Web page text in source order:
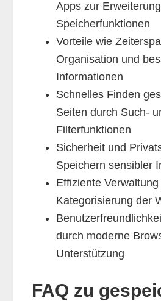
Apps zur
Speicherfunktionen
Vorteile wie
Organisation und
Informationen
Schnelles Finden
Seiten durch Such-
Filterfunktionen
Sicherheit und
Speichern sensibler
Effiziente Verwaltung
Kategorisierung der
durch moderne
Unterstützung
FAQ zu